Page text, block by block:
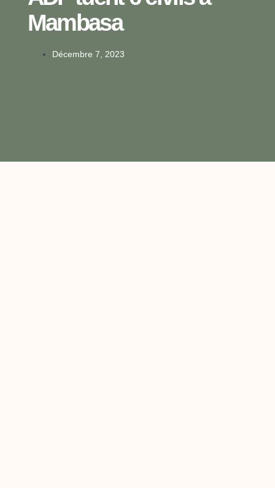
Mambasa
Décembre 7, 2023